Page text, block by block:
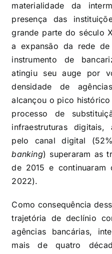
materialidade da
presença das
grande parte do século
a expansão da rede
instrumento de
atingiu seu auge por
densidade de
alcançou o pico
processo de
infraestruturas digitais,
pelo canal digital
banking) superaram as
de 2015 e continuaram
2022).
Como consequência
trajetória de declínio
agências bancárias,
mais de quatro